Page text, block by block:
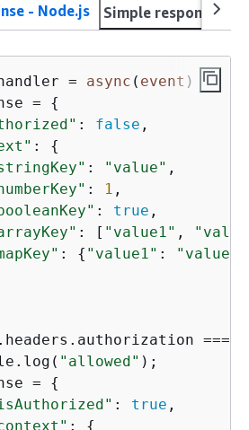
- Node.js Simple response -
= async ( event ) =>
= {
: false ,
: {
: "value" ,
: 1 ,
: true ,
: [ "value1" ,
: { "value1" : "value2"
.headers.authorization ===
"allowed" );
=
{
: true ,
: {